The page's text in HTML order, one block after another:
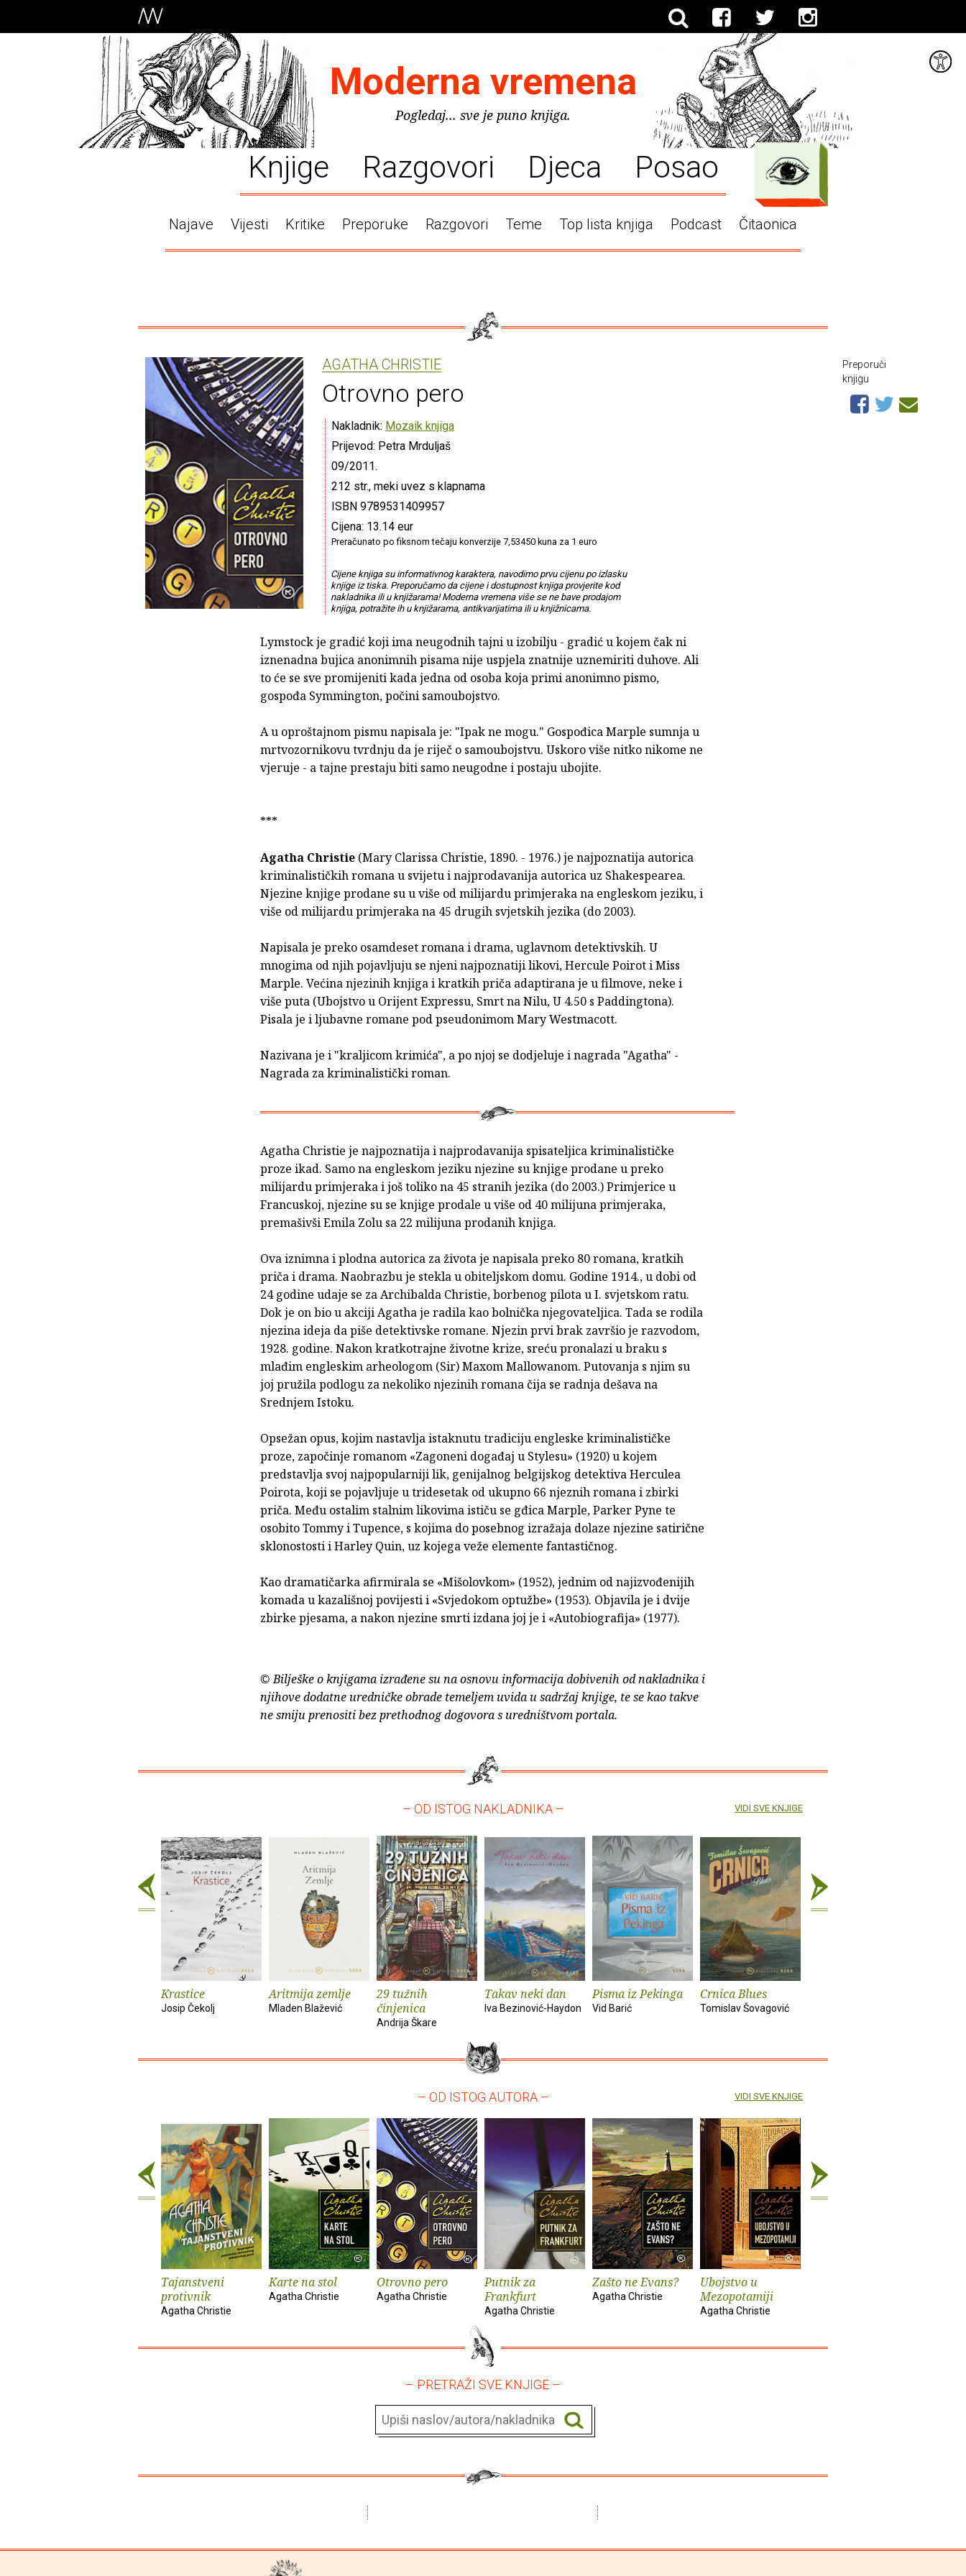
Moderna vremena
Pogledaj... sve je puno knjiga.
Knjige Razgovori Djeca Posao
Najave Vijesti Kritike Preporuke Razgovori Teme Top lista knjiga Podcast Čitaonica
AGATHA CHRISTIE
Otrovno pero
Nakladnik: Mozaik knjiga
Prijevod: Petra Mrduljaš
09/2011.
212 str., meki uvez s klapnama
ISBN 9789531409957
Cijena: 13.14 eur
Preračunato po fiksnom tečaju konverzije 7,53450 kuna za 1 euro
Cijene knjiga su informativnog karaktera, navodimo prvu cijenu po izlasku
knjige iz tiska. Preporučamo da cijene i dostupnost knjiga provjerite kod
nakladnika ili u knjižarama! Moderna vremena više se ne bave prodajom
knjiga, potražite ih u knjižarama, antikvarijatima ili u knjižnicama.
Lymstock je gradić koji ima neugodnih tajni u izobilju - gradić u kojem čak ni
iznenadna bujica anonimnih pisama nije uspjela znatnije uznemiriti duhove. Ali
to će se sve promijeniti kada jedna od osoba koja primi anonimno pismo,
gospođa Symmington, počini samoubojstvo.
A u oproštajnom pismu napisala je: "Ipak ne mogu." Gospođica Marple sumnja u
mrtvozornikovu tvrdnju da je riječ o samoubojstvu. Uskoro više nitko nikome ne
vjeruje - a tajne prestaju biti samo neugodne i postaju ubojite.
***
Agatha Christie (Mary Clarissa Christie, 1890. - 1976.) je najpoznatija autorica
kriminalističkih romana u svijetu i najprodavanija autorica uz Shakespearea.
Njezine knjige prodane su u više od milijardu primjeraka na engleskom jeziku, i
više od milijardu primjeraka na 45 drugih svjetskih jezika (do 2003).
Napisala je preko osamdeset romana i drama, uglavnom detektivskih. U
mnogima od njih pojavljuju se njeni najpoznatiji likovi, Hercule Poirot i Miss
Marple. Većina njezinih knjiga i kratkih priča adaptirana je u filmove, neke i
više puta (Ubojstvo u Orijent Expressu, Smrt na Nilu, U 4.50 s Paddingtona).
Pisala je i ljubavne romane pod pseudonimom Mary Westmacott.
Nazivana je i "kraljicom krimića", a po njoj se dodjeluje i nagrada "Agatha" -
Nagrada za kriminalistički roman.
Agatha Christie je najpoznatija i najprodavanija spisateljica kriminalističke
proze ikad. Samo na engleskom jeziku njezine su knjige prodane u preko
milijardu primjeraka i još toliko na 45 stranih jezika (do 2003.) Primjerice u
Francuskoj, njezine su se knjige prodale u više od 40 milijuna primjeraka,
premašivši Emila Zolu sa 22 milijuna prodanih knjiga.
Ova iznimna i plodna autorica za života je napisala preko 80 romana, kratkih
priča i drama. Naobrazbu je stekla u obiteljskom domu. Godine 1914., u dobi od
24 godine udaje se za Archibalda Christie, borbenog pilota u I. svjetskom ratu.
Dok je on bio u akciji Agatha je radila kao bolnička njegovateljica. Tada se rodila
njezina ideja da piše detektivske romane. Njezin prvi brak završio je razvodom,
1928. godine. Nakon kratkotrajne životne krize, sreću pronalazi u braku s
mlađim engleskim arheologom (Sir) Maxom Mallowanom. Putovanja s njim su
joj pružila podlogu za nekoliko njezinih romana čija se radnja dešava na
Srednjem Istoku.
Opsežan opus, kojim nastavlja istaknutu tradiciju engleske kriminalističke
proze, započinje romanom «Zagoneni događaj u Stylesu» (1920) u kojem
predstavlja svoj najpopularniji lik, genijalnog belgijskog detektiva Herculea
Poirota, koji se pojavljuje u tridesetak od ukupno 66 njeznih romana i zbirki
priča. Među ostalim stalnim likovima ističu se gđica Marple, Parker Pyne te
osobito Tommy i Tupence, s kojima do posebnog izražaja dolaze njezine satirične
sklonostosti i Harley Quin, uz kojega veže elemente fantastičnog.
Kao dramatičarka afirmirala se «Mišolovkom» (1952), jednim od najizvođenijih
komada u kazališnoj povijesti i «Svjedokom optužbe» (1953). Objavila je i dvije
zbirke pjesama, a nakon njezine smrti izdana joj je i «Autobiografija» (1977).
© Bilješke o knjigama izrađene su na osnovu informacija dobivenih od nakladnika i
njihove dodatne uredničke obrade temeljem uvida u sadržaj knjige, te se kao takve
ne smiju prenositi bez prethodnog dogovora s uredništvom portala.
Preporuči
knjigu
– OD ISTOG NAKLADNIKA –
Krastice
Josip Čekolj
Aritmija zemlje
Mladen Blažević
29 tužnih
činjenica
Andrija Škare
Takav neki dan
Iva Bezinović-Haydon
Pisma iz Pekinga
Vid Barić
Crnica Blues
Tomislav Šovagović
VIDI SVE KNJIGE
– OD ISTOG AUTORA –
Tajanstveni
protivnik
Agatha Christie
Karte na stol
Agatha Christie
Otrovno pero
Agatha Christie
Putnik za
Frankfurt
Agatha Christie
Zašto ne Evans?
Agatha Christie
Ubojstvo u
Mezopotamiji
Agatha Christie
VIDI SVE KNJIGE
– PRETRAŽI SVE KNJIGE –